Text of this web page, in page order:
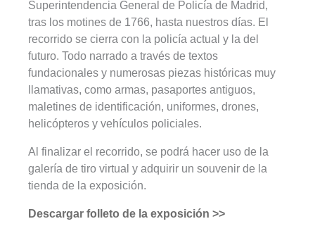
Superintendencia General de Policía de Madrid,
tras los motines de 1766, hasta nuestros días. El
recorrido se cierra con la policía actual y la del
futuro. Todo narrado a través de textos
fundacionales y numerosas piezas históricas muy
llamativas, como armas, pasaportes antiguos,
maletines de identificación, uniformes, drones,
helicópteros y vehículos policiales.
Al finalizar el recorrido, se podrá hacer uso de la
galería de tiro virtual y adquirir un souvenir de la
tienda de la exposición.
Descargar folleto de la exposición >>